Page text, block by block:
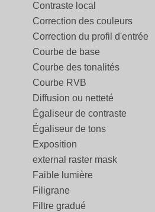
Contraste local
Correction des couleurs
Correction du profil d'entrée
Courbe de base
Courbe des tonalités
Courbe RVB
Diffusion ou netteté
Égaliseur de contraste
Égaliseur de tons
Exposition
external raster mask
Faible lumière
Filigrane
Filtre gradué